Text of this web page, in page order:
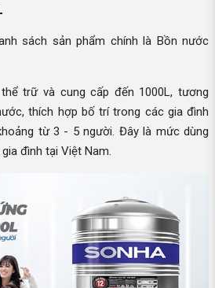
sách sản phẩm chính là Bồn nước
trữ và cung cấp đến 1000L, tương
thích hợp bố trí trong các gia đình
từ 3 - 5 người. Đây là mức dùng
đình tại Việt Nam.